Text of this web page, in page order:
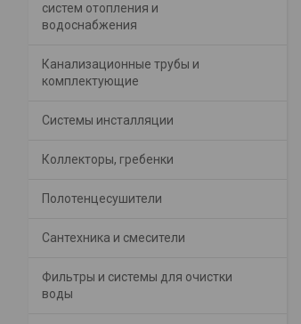
систем отопления и
водоснабжения
Канализационные трубы и
комплектующие
Системы инсталляции
Коллекторы, гребенки
Полотенцесушители
Сантехника и смесители
Фильтры и системы для очистки
воды